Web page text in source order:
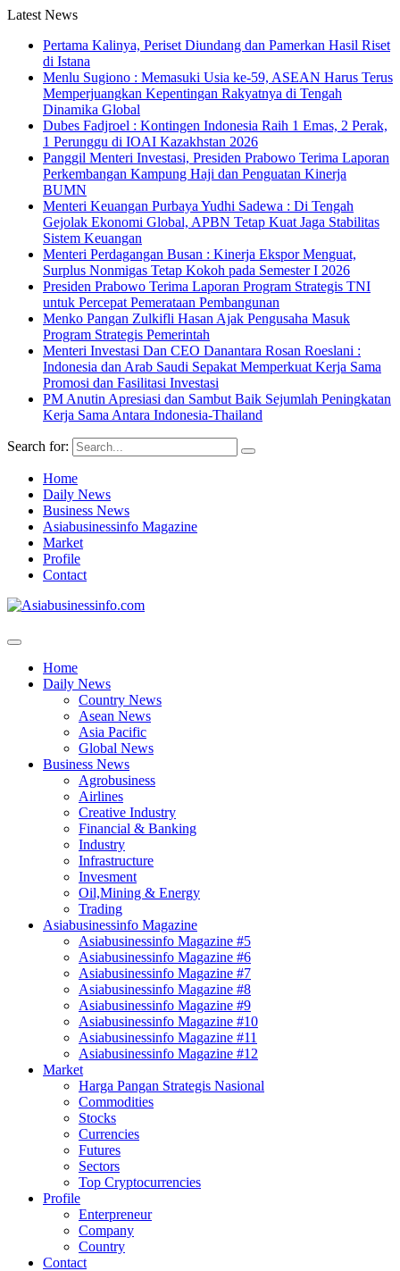
Latest News
Pertama Kalinya, Periset Diundang dan Pamerkan Hasil Riset
di Istana
Menlu Sugiono : Memasuki Usia ke-59, ASEAN Harus Terus
Memperjuangkan Kepentingan Rakyatnya di Tengah
Dinamika Global
Dubes Fadjroel : Kontingen Indonesia Raih 1 Emas, 2 Perak,
1 Perunggu di IOAI Kazakhstan 2026
Panggil Menteri Investasi, Presiden Prabowo Terima Laporan
Perkembangan Kampung Haji dan Penguatan Kinerja
BUMN
Menteri Keuangan Purbaya Yudhi Sadewa : Di Tengah
Gejolak Ekonomi Global, APBN Tetap Kuat Jaga Stabilitas
Sistem Keuangan
Menteri Perdagangan Busan : Kinerja Ekspor Menguat,
Surplus Nonmigas Tetap Kokoh pada Semester I 2026
Presiden Prabowo Terima Laporan Program Strategis TNI
untuk Percepat Pemerataan Pembangunan
Menko Pangan Zulkifli Hasan Ajak Pengusaha Masuk
Program Strategis Pemerintah
Menteri Investasi Dan CEO Danantara Rosan Roeslani :
Indonesia dan Arab Saudi Sepakat Memperkuat Kerja Sama
Promosi dan Fasilitasi Investasi
PM Anutin Apresiasi dan Sambut Baik Sejumlah Peningkatan
Kerja Sama Antara Indonesia-Thailand
Search for:
Home
Daily News
Business News
Asiabusinessinfo Magazine
Market
Profile
Contact
Home
Daily News
Country News
Asean News
Asia Pacific
Global News
Business News
Agrobusiness
Airlines
Creative Industry
Financial & Banking
Industry
Infrastructure
Invesment
Oil,Mining & Energy
Trading
Asiabusinessinfo Magazine
Asiabusinessinfo Magazine #5
Asiabusinessinfo Magazine #6
Asiabusinessinfo Magazine #7
Asiabusinessinfo Magazine #8
Asiabusinessinfo Magazine #9
Asiabusinessinfo Magazine #10
Asiabusinessinfo Magazine #11
Asiabusinessinfo Magazine #12
Market
Harga Pangan Strategis Nasional
Commodities
Stocks
Currencies
Futures
Sectors
Top Cryptocurrencies
Profile
Enterpreneur
Company
Country
Contact